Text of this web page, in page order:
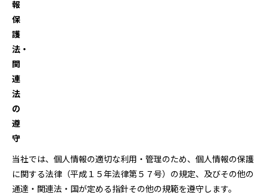
報
保
護
法・
関
連
法
の
遵
守
当社では、個人情報の適切な利用・管理のため、個人情報の保護
に関する法律（平成１５年法律第５７号）の規定、及びその他の
通達・関連法・国が定める指針その他の規範を遵守します。